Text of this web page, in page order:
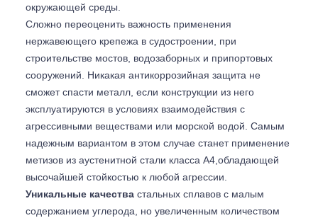
окружающей среды.
Сложно переоценить важность применения
нержавеющего крепежа в судостроении, при
строительстве мостов, водозаборных и припортовых
сооружений. Никакая антикоррозийная защита не
сможет спасти металл, если конструкции из него
эксплуатируются в условиях взаимодействия с
агрессивными веществами или морской водой. Самым
надежным вариантом в этом случае станет применение
метизов из аустенитной стали класса А4,обладающей
высочайшей стойкостью к любой агрессии.
Уникальные качества стальных сплавов с малым
содержанием углерода, но увеличенным количеством